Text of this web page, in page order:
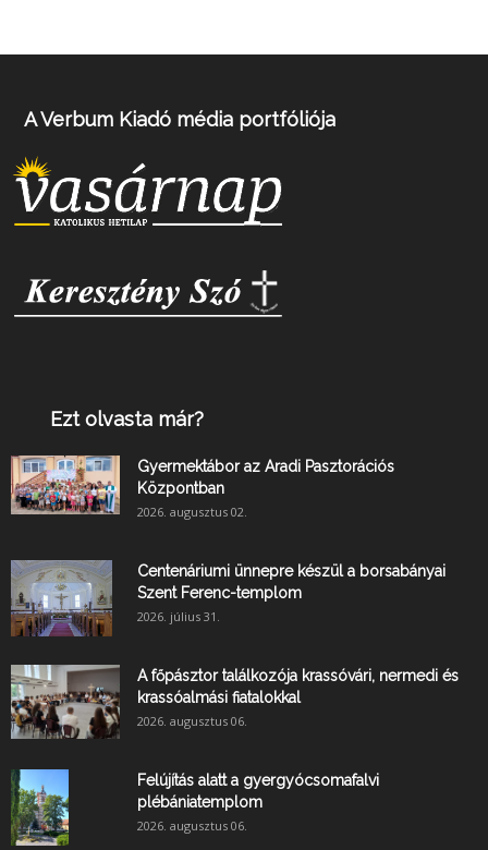
A Verbum Kiadó média portfóliója
Ezt olvasta már?
Gyermektábor az Aradi Pasztorációs
Központban
2026. augusztus 02.
Centenáriumi ünnepre készül a borsabányai
Szent Ferenc-templom
2026. július 31.
A főpásztor találkozója krassóvári, nermedi és
krassóalmási fiatalokkal
2026. augusztus 06.
Felújítás alatt a gyergyócsomafalvi
plébániatemplom
2026. augusztus 06.